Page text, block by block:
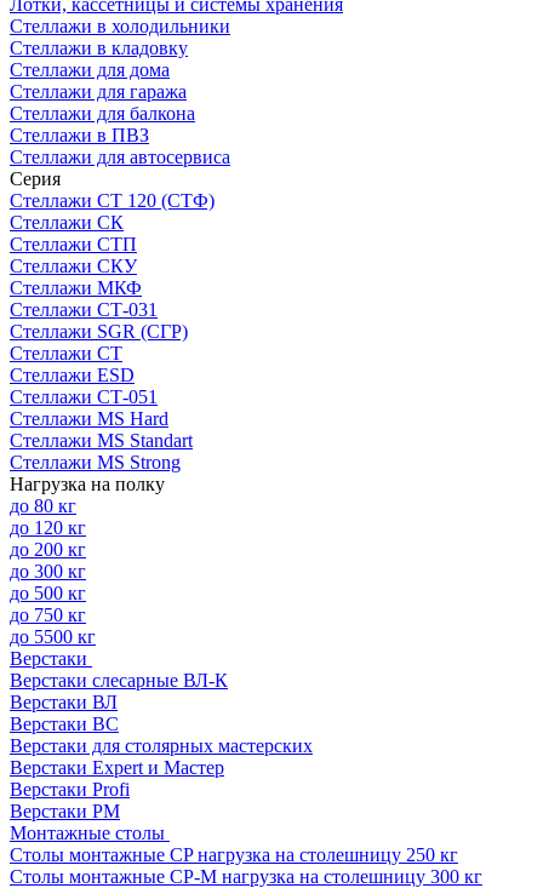
Лотки, кассетницы и системы хранения
Стеллажи в холодильники
Стеллажи в кладовку
Стеллажи для дома
Стеллажи для гаража
Стеллажи для балкона
Стеллажи в ПВЗ
Стеллажи для автосервиса
Серия
Стеллажи СТ 120 (СТФ)
Стеллажи СК
Стеллажи СТП
Стеллажи СКУ
Стеллажи МКФ
Стеллажи СТ-031
Стеллажи SGR (СГР)
Стеллажи СТ
Стеллажи ESD
Стеллажи СТ-051
Стеллажи MS Hard
Стеллажи MS Standart
Стеллажи MS Strong
Нагрузка на полку
до 80 кг
до 120 кг
до 200 кг
до 300 кг
до 500 кг
до 750 кг
до 5500 кг
Верстаки
Верстаки слесарные ВЛ-К
Верстаки ВЛ
Верстаки ВС
Верстаки для столярных мастерских
Верстаки Expert и Мастер
Верстаки Profi
Верстаки РМ
Монтажные столы
Столы монтажные СP нагрузка на столешницу 250 кг
Столы монтажные СР-М нагрузка на столешницу 300 кг